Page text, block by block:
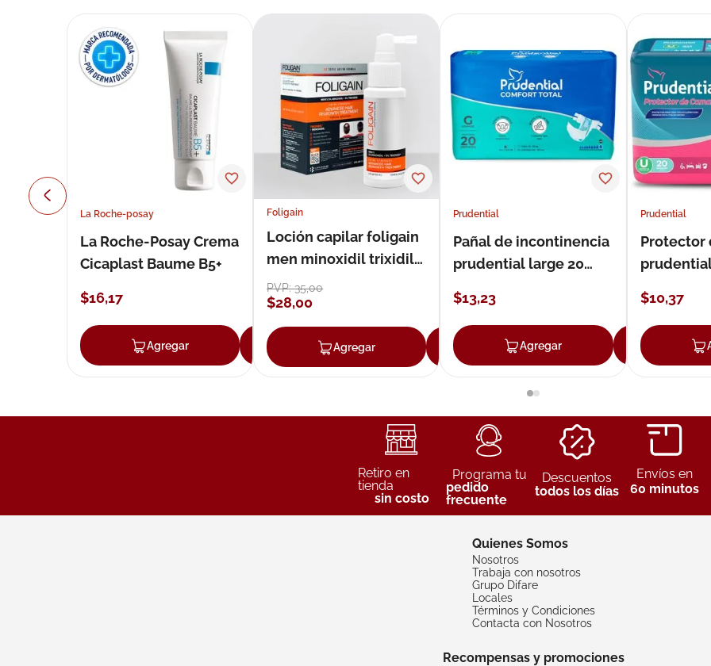
La Roche-posay
La Roche-Posay Crema
Cicaplast Baume B5+
$16,17
Agregar Agregar
Foligain
Loción capilar foligain
men minoxidil trixidil
loción 59 ml
PVP:35,00
$28,00
Agregar Agregar
Prudential
Pañal de incontinencia
prudential large 20
$13,23
Agregar
Prudential
Protector
$10,37
Retiro en
tienda
sin costo
Programa tu
pedido
frecuente
Descuentos
todos los días
Envíos en
60 minutos
Quienes Somos
Nosotros
Trabaja con nosotros
Grupo Difare
Locales
Términos y Condiciones
Contacta con Nosotros
Recompensas y promociones